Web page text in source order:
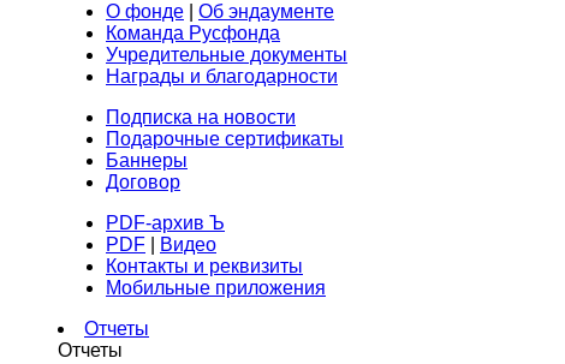
О фонде
Об эндаументе
Команда Русфонда
Учредительные документы
Награды и благодарности
Подписка на новости
Подарочные сертификаты
Баннеры
Договор
PDF-архив Ъ
PDF
Видео
Контакты и реквизиты
Мобильные приложения
Отчеты
Отчеты